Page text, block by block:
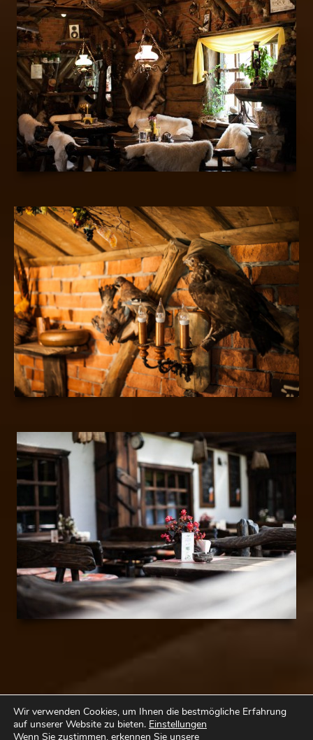
Wir verwenden Cookies, um Ihnen die bestmögliche Erfahrung
auf unserer Website zu bieten. Einstellungen
Wenn Sie zustimmen, erkennen Sie unsere